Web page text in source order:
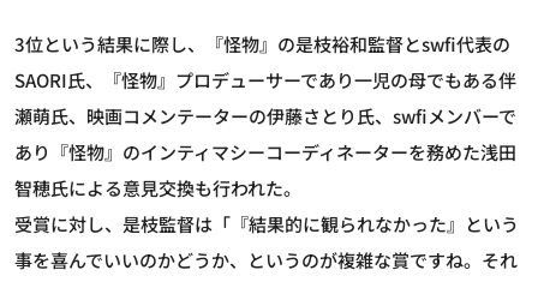
3位という結果に際し、『怪物』の是枝裕和監督とswfi代表の
SAORI氏、『怪物』プロデューサーであり一児の母でもある伴
瀬萌氏、映画コメンテーターの伊藤さとり氏、swfiメンバーで
あり『怪物』のインティマシーコーディネーターを務めた浅田
智穂氏による意見交換も行われた。
受賞に対し、是枝監督は「『結果的に観られなかった』という
事を喜んでいいのかどうか、というのが複雑な賞ですね。それ